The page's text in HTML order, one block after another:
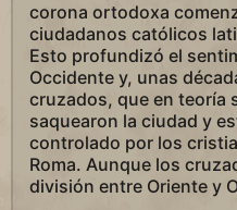
corona ortodoxa
ciudadanos católicos
Esto profundizó el
Occidente y, unas
cruzados, que en teoría
saquearon la ciudad y
controlado por los
Roma. Aunque los
división entre Oriente y